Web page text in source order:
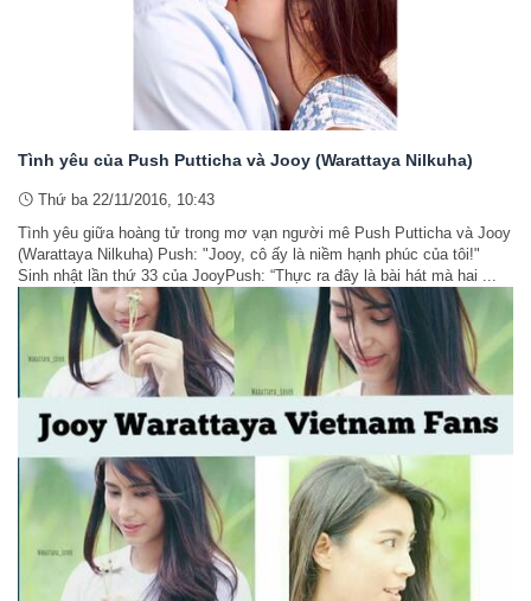
Tình yêu của Push Putticha và Jooy (Warattaya Nilkuha)
Thứ ba 22/11/2016, 10:43
Tình yêu giữa hoàng tử trong mơ vạn người mê Push Putticha và Jooy
(Warattaya Nilkuha) Push: "Jooy, cô ấy là niềm hạnh phúc của tôi!"
Sinh nhật lần thứ 33 của JooyPush: “Thực ra đây là bài hát mà hai ...